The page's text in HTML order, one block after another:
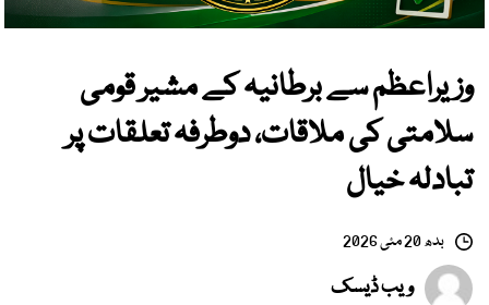
وزیراعظم سے برطانیہ کے مشیر قومی
سلامتی کی ملاقات، دوطرفہ تعلقات پر
تبادلہ خیال
بدھ 20 مئی 2026
ویب ڈیسک